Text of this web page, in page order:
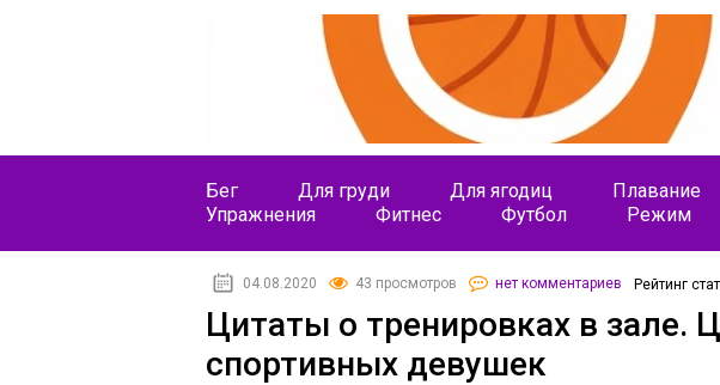
Бег Для груди Для ягодиц Плавание
Упражнения
Фитнес Футбол Режим
04.08.2020 43 просмотров нет комментариев Рейтинг
Цитаты о тренировках в зале.
спортивных девушек